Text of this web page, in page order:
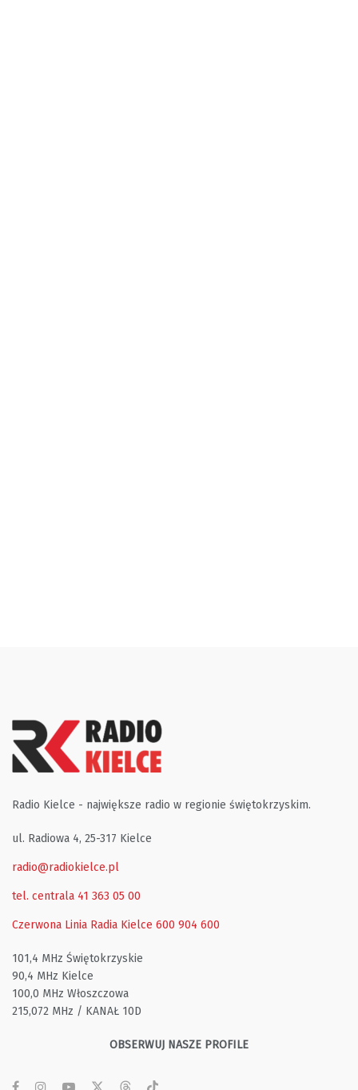
Radio Kielce - największe radio w regionie świętokrzyskim.
ul. Radiowa 4, 25-317 Kielce
radio@radiokielce.pl
tel. centrala 41 363 05 00
Czerwona Linia Radia Kielce 600 904 600
101,4 MHz Świętokrzyskie
90,4 MHz Kielce
100,0 MHz Włoszczowa
215,072 MHz / KANAŁ 10D
OBSERWUJ NASZE PROFILE